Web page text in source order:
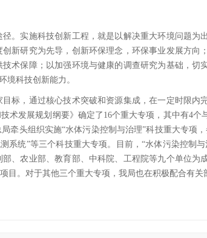
实施科技创新工程，就是以解决重大环境问题为
新研究为先导，创新环保理念，环保事业发展方向
术保障；以加强环境与健康的调查研究为基础，切
境科技创新能力。
，通过核心技术突破和资源集成，在一定时限内
术发展规划纲要》确定了16个重大专项，其中有4个
牵头组织实施“水体污染控制与治理”科技重大专项
系统”等三个科技重大专项。目前，“水体污染控制
、农业部、教育部、中科院、工程院等九个单位为
。对于其他三个重大专项，我局也在积极配合有关